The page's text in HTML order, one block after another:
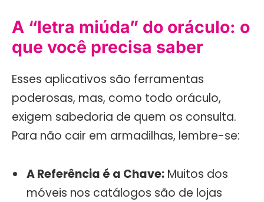
A “letra miúda” do oráculo: o
que você precisa saber
Esses aplicativos são ferramentas
poderosas, mas, como todo oráculo,
exigem sabedoria de quem os consulta.
Para não cair em armadilhas, lembre-se:
A Referência é a Chave: Muitos dos
móveis nos catálogos são de lojas